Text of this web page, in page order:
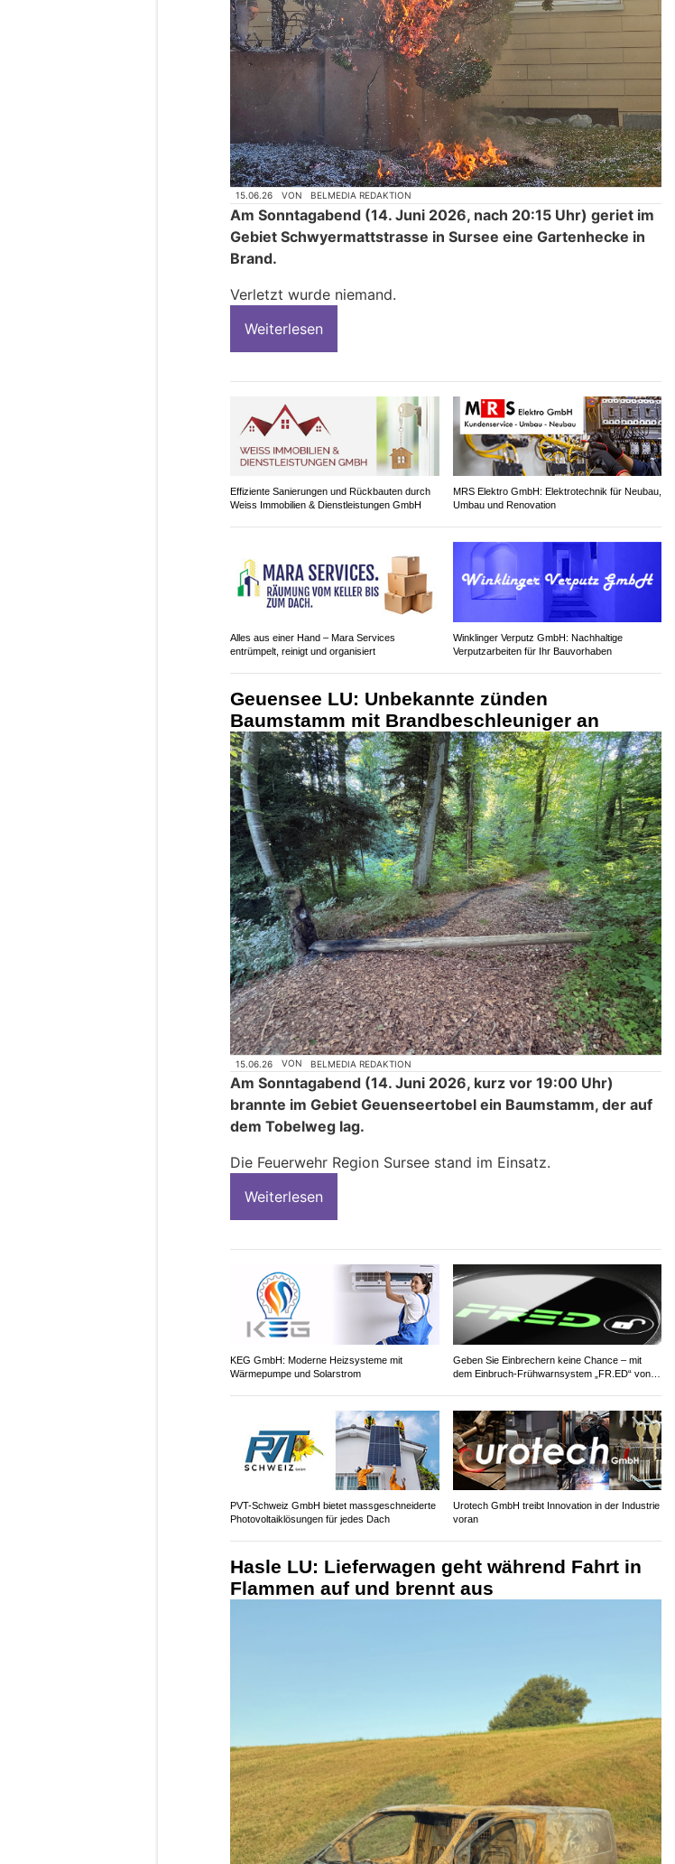
15.06.26 VON BELMEDIA REDAKTION
Am Sonntagabend (14. Juni 2026, nach 20:15 Uhr) geriet im
Gebiet Schwyermattstrasse in Sursee eine Gartenhecke in
Brand.
Verletzt wurde niemand.
Weiterlesen
Effiziente Sanierungen und Rückbauten durch
Weiss Immobilien & Dienstleistungen GmbH
MRS Elektro GmbH: Elektrotechnik für Neubau,
Umbau und Renovation
Alles aus einer Hand – Mara Services
entrümpelt, reinigt und organisiert
Winklinger Verputz GmbH: Nachhaltige
Verputzarbeiten für Ihr Bauvorhaben
Geuensee LU: Unbekannte zünden
Baumstamm mit Brandbeschleuniger an
15.06.26 VON BELMEDIA REDAKTION
Am Sonntagabend (14. Juni 2026, kurz vor 19:00 Uhr)
brannte im Gebiet Geuenseertobel ein Baumstamm, der auf
dem Tobelweg lag.
Die Feuerwehr Region Sursee stand im Einsatz.
Weiterlesen
KEG GmbH: Moderne Heizsysteme mit
Wärmepumpe und Solarstrom
Geben Sie Einbrechern keine Chance – mit
dem Einbruch-Frühwarnsystem „FR.ED“ von
PVT-Schweiz GmbH bietet massgeschneiderte
Photovoltaiklösungen für jedes Dach
Urotech GmbH treibt Innovation in der Industrie
voran
Hasle LU: Lieferwagen geht während Fahrt in
Flammen auf und brennt aus